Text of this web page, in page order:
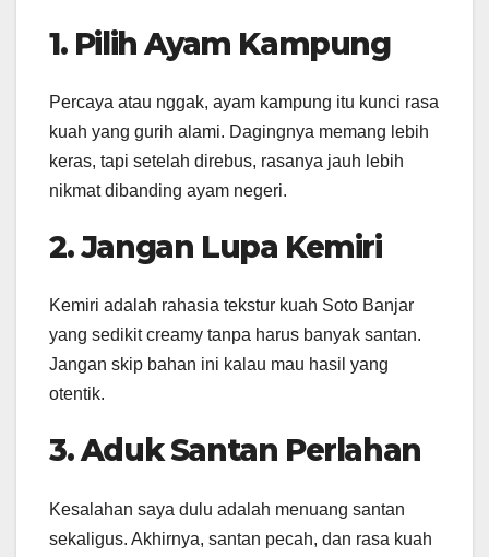
1. Pilih Ayam Kampung
Percaya atau nggak, ayam kampung itu kunci rasa
kuah yang gurih alami. Dagingnya memang lebih
keras, tapi setelah direbus, rasanya jauh lebih
nikmat dibanding ayam negeri.
2. Jangan Lupa Kemiri
Kemiri adalah rahasia tekstur kuah Soto Banjar
yang sedikit creamy tanpa harus banyak santan.
Jangan skip bahan ini kalau mau hasil yang
otentik.
3. Aduk Santan Perlahan
Kesalahan saya dulu adalah menuang santan
sekaligus. Akhirnya, santan pecah, dan rasa kuah